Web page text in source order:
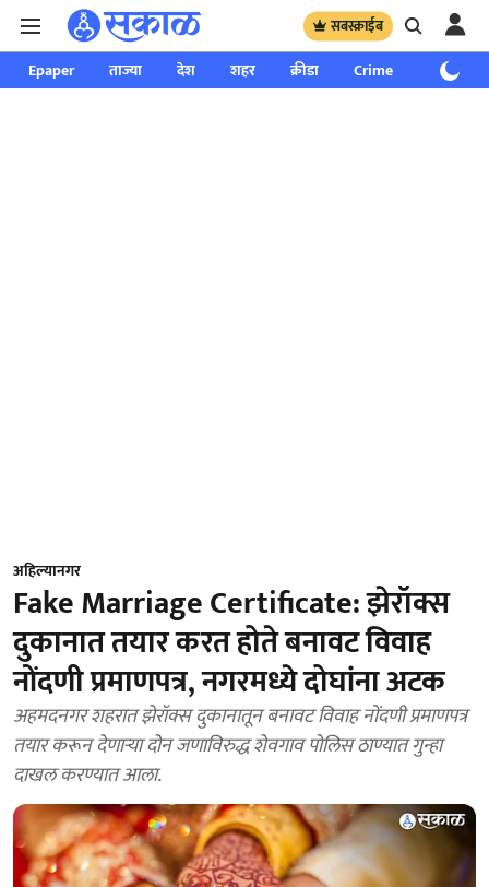
सबस्क्राईब
Epaper ताज्या देश शहर क्रीडा Crime साप्ताहिक
अहिल्यानगर
Fake Marriage Certificate: झेरॉक्स
दुकानात तयार करत होते बनावट विवाह
नोंदणी प्रमाणपत्र, नगरमध्ये दोघांना अटक
अहमदनगर शहरात झेरॉक्स दुकानातून बनावट विवाह नोंदणी प्रमाणपत्र
तयार करून देणाऱ्या दोन जणाविरुद्ध शेवगाव पोलिस ठाण्यात गुन्हा
दाखल करण्यात आला.